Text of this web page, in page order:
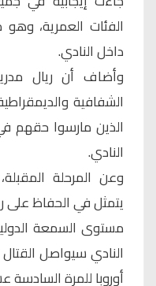
الفئات العمرية،
داخل النادي.
وأضاف أن ريال
الشفافية
الذين مارسوا حقهم
النادي.
وعن المرحلة
يتمثل في الحفاظ على
مستوى السمعة
النادي سيواصل
أوروبا للمرة السادسة